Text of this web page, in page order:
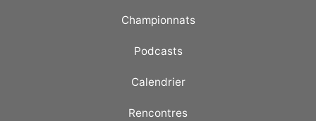
Championnats
Podcasts
Calendrier
Rencontres